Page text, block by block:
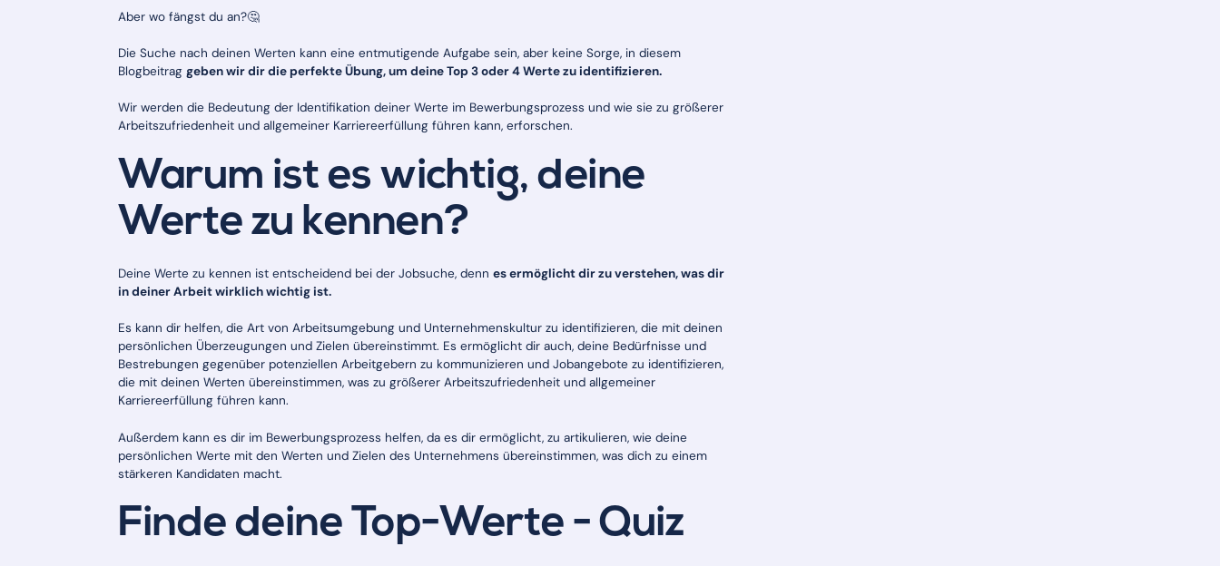
Aber wo fängst du an?🤔
Die Suche nach deinen Werten kann eine entmutigende Aufgabe sein, aber keine Sorge, in diesem
Blogbeitraggeben wir dir die perfekte Übung, um deine Top 3 oder 4 Werte zu identifizieren.
Wir werden die Bedeutung der Identifikation deiner Werte im Bewerbungsprozess und wie sie zu größerer
Arbeitszufriedenheit und allgemeiner Karriereerfüllung führen kann, erforschen.
Warum ist es wichtig, deine
Werte zu kennen?
Deine Werte zu kennen ist entscheidend bei der Jobsuche, dennes ermöglicht dir zu verstehen, was dir
in deiner Arbeit wirklich wichtig ist.
Es kann dir helfen, die Art von Arbeitsumgebung und Unternehmenskultur zu identifizieren, die mit deinen
persönlichen Überzeugungen und Zielen übereinstimmt. Es ermöglicht dir auch, deine Bedürfnisse und
Bestrebungen gegenüber potenziellen Arbeitgebern zu kommunizieren und Jobangebote zu identifizieren,
die mit deinen Werten übereinstimmen, was zu größerer Arbeitszufriedenheit und allgemeiner
Karriereerfüllung führen kann.
Außerdem kann es dir im Bewerbungsprozess helfen, da es dir ermöglicht, zu artikulieren, wie deine
persönlichen Werte mit den Werten und Zielen des Unternehmens übereinstimmen, was dich zu einem
stärkeren Kandidaten macht.
Finde deine Top-Werte - Quiz